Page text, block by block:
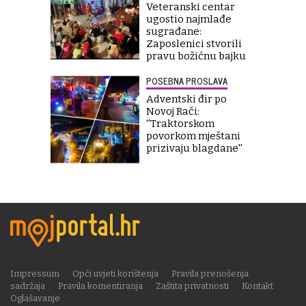
Veteranski centar
ugostio najmlađe
sugrađane:
Zaposlenici stvorili
pravu božićnu bajku
POSEBNA PROSLAVA
Adventski đir po
Novoj Rači:
''Traktorskom
povorkom mještani
prizivaju blagdane''
Impressum Opći uvjeti korištenja
Pravila prenošenja
sadržaja
Pravila komentiranja Zaštita privatnosti
Kontakt
Oglašavanje